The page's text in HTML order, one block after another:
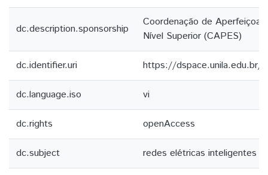
dc.description.sponsorship
Coordenação de
Nível Superior (CAPES)
dc.identifier.uri https://dspace.unila.edu.br/
dc.language.iso vi
dc.rights openAccess
dc.subject redes elétricas inteligentes